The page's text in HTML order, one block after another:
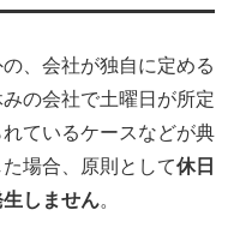
、会社が独自に定める
の会社で土曜日が所定
ているケースなどが典
場合、原則として休日
しません。